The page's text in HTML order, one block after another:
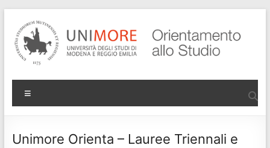
contenuto
Progetto
Orientamento
di Ateneo
Unimore Orienta – Lauree Triennali e